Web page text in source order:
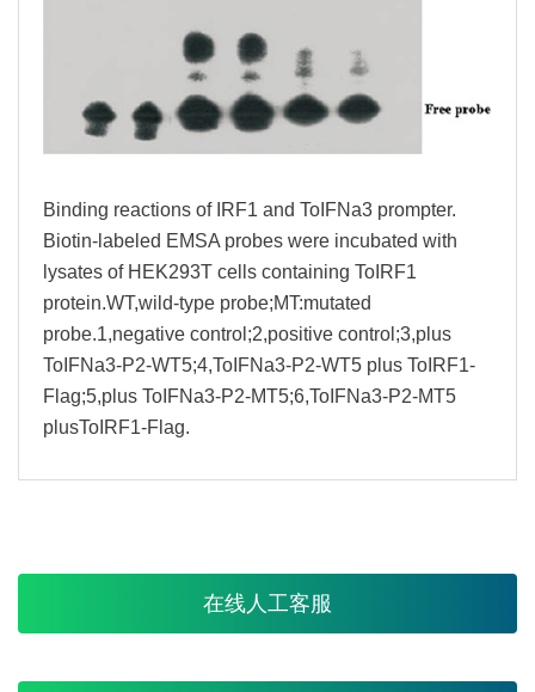
Binding reactions of IRF1 and ToIFNa3 prompter.
Biotin-labeled EMSA probes were incubated with
lysates of HEK293T cells containing ToIRF1
protein.WT,wild-type probe;MT:mutated
probe.1,negative control;2,positive control;3,plus
ToIFNa3-P2-WT5;4,ToIFNa3-P2-WT5 plus ToIRF1-
Flag;5,plus ToIFNa3-P2-MT5;6,ToIFNa3-P2-MT5
plusToIRF1-Flag.
在线人工客服